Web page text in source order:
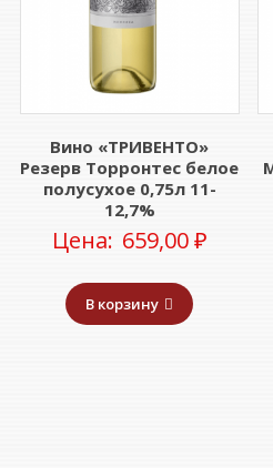
Вино «ТРИВЕНТО»
Резерв Торронтес белое
полусухое 0,75л 11-
12,7%
Цена: 659,00₽
В корзину